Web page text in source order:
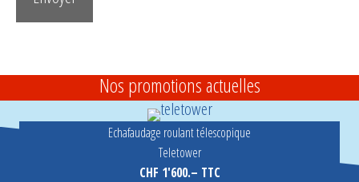
Nos promotions actuelles
Echafaudage roulant télescopique
Teletower
CHF 1'600.– TTC